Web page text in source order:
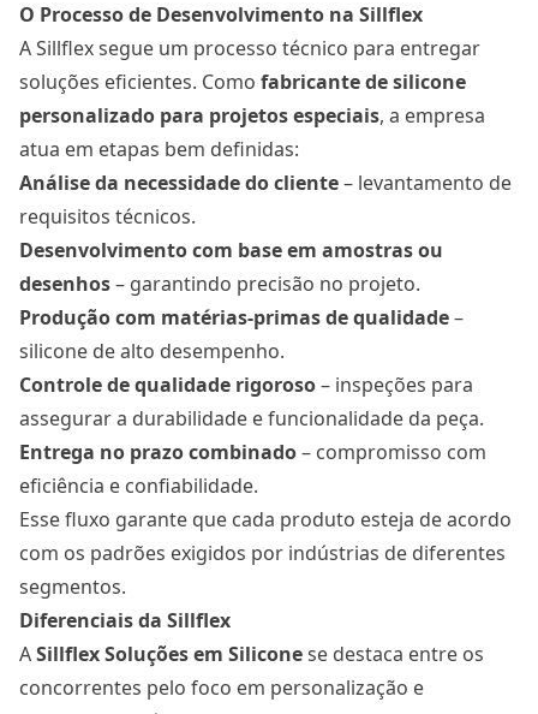
O Processo de Desenvolvimento na Sillflex
A Sillflex segue um processo técnico para entregar
soluções eficientes. Como fabricante de silicone
personalizado para projetos especiais, a empresa
atua em etapas bem definidas:
Análise da necessidade do cliente– levantamento de
requisitos técnicos.
Desenvolvimento com base em amostras ou
desenhos– garantindo precisão no projeto.
Produção com matérias-primas de qualidade–
silicone de alto desempenho.
Controle de qualidade rigoroso– inspeções para
assegurar a durabilidade e funcionalidade da peça.
Entrega no prazo combinado– compromisso com
eficiência e confiabilidade.
Esse fluxo garante que cada produto esteja de acordo
com os padrões exigidos por indústrias de diferentes
segmentos.
Diferenciais da Sillflex
ASillflex Soluções em Siliconese destaca entre os
concorrentes pelo foco em personalização e